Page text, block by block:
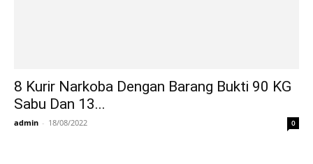
8 Kurir Narkoba Dengan Barang Bukti 90 KG
Sabu Dan 13...
admin - 18/08/2022 0